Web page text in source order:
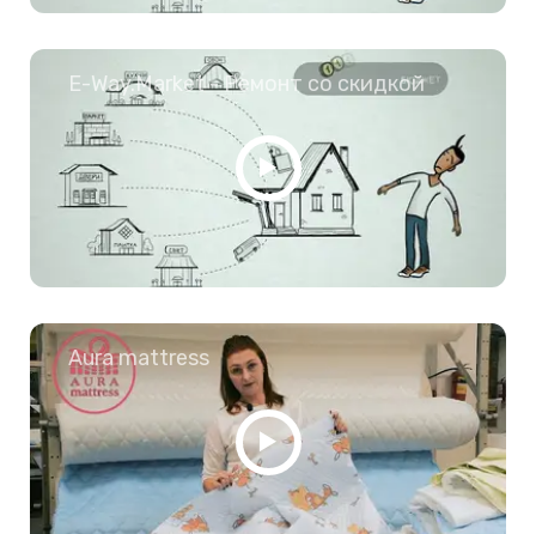
E-Way.Market - Ремонт со скидкой
Aura mattress